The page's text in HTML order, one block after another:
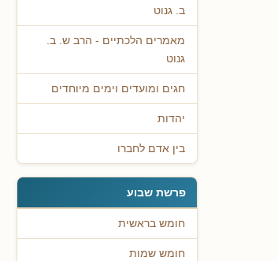
ב. גנוט
מאמרים הלכתיים - הרב ש. ב.
גנוט
חגים ומועדים וימים מיוחדים
יהדות
בין אדם לחברו
פרשת שבוע
חומש בראשית
חומש שמות